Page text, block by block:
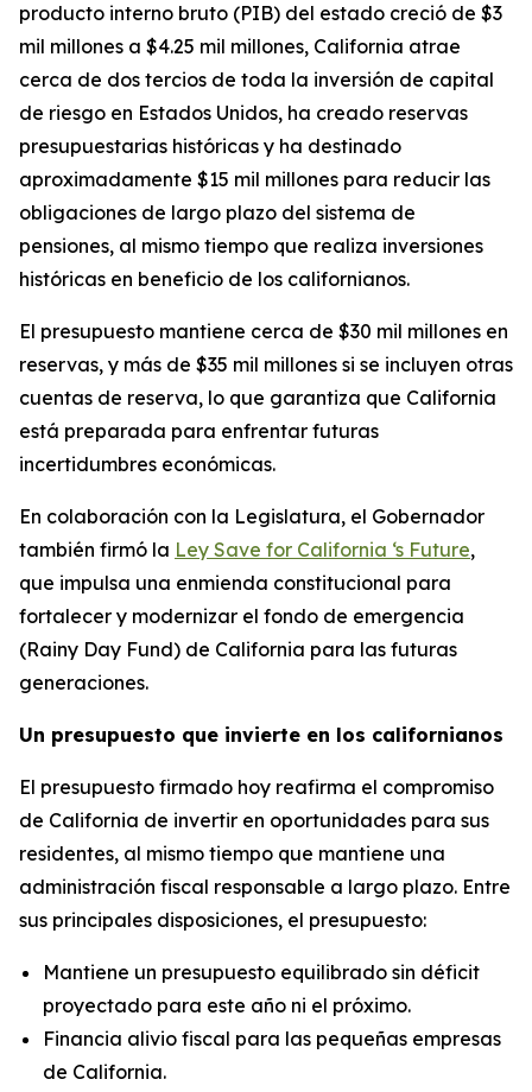
producto interno bruto (PIB) del estado creció de $3
mil millones a $4.25 mil millones, California atrae
cerca de dos tercios de toda la inversión de capital
de riesgo en Estados Unidos, ha creado reservas
presupuestarias históricas y ha destinado
aproximadamente $15 mil millones para reducir las
obligaciones de largo plazo del sistema de
pensiones, al mismo tiempo que realiza inversiones
históricas en beneficio de los californianos.
El presupuesto mantiene cerca de $30 mil millones en
reservas, y más de $35 mil millones si se incluyen otras
cuentas de reserva, lo que garantiza que California
está preparada para enfrentar futuras
incertidumbres económicas.
En colaboración con la Legislatura, el Gobernador
también firmó la Ley Save for California ‘s Future,
que impulsa una enmienda constitucional para
fortalecer y modernizar el fondo de emergencia
(Rainy Day Fund) de California para las futuras
generaciones.
Un presupuesto que invierte en los californianos
El presupuesto firmado hoy reafirma el compromiso
de California de invertir en oportunidades para sus
residentes, al mismo tiempo que mantiene una
administración fiscal responsable a largo plazo. Entre
sus principales disposiciones, el presupuesto:
Mantiene un presupuesto equilibrado sin déficit
proyectado para este año ni el próximo.
Financia alivio fiscal para las pequeñas empresas
de California.